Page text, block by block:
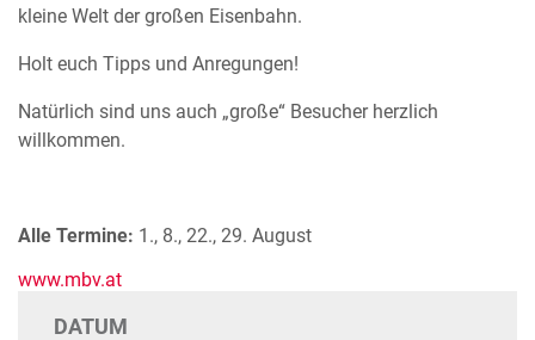
kleine Welt der großen Eisenbahn.
Holt euch Tipps und Anregungen!
Natürlich sind uns auch „große“ Besucher herzlich
willkommen.
Alle Termine: 1., 8., 22., 29. August
www.mbv.at
DATUM